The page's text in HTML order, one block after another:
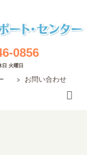
0856
火曜日
お問い合わせ